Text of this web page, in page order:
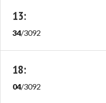
13:
34/3092
18:
04/3092